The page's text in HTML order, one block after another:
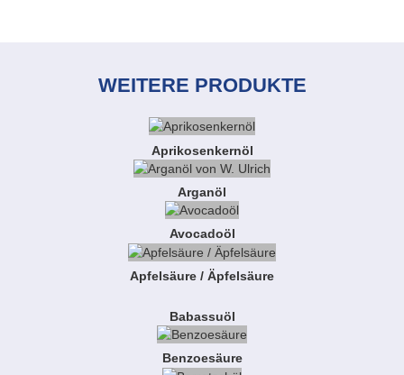
WEITERE PRODUKTE
Aprikosenkernöl
Arganöl
Avocadoöl
Apfelsäure / Äpfelsäure
Babassuöl
Benzoesäure